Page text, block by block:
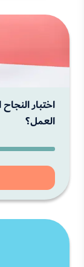
اختبار
العمل؟